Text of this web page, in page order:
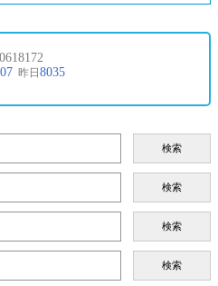
検索
検索
検索
検索